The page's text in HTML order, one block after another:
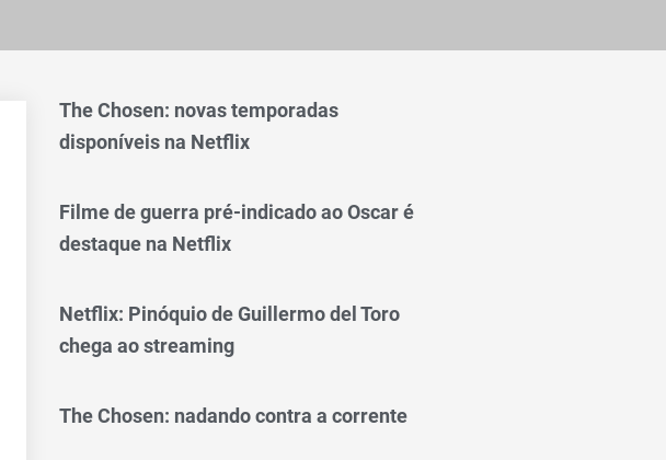
The Chosen: novas temporadas
disponíveis na Netflix
Filme de guerra pré-indicado ao Oscar é
destaque na Netflix
Netflix: Pinóquio de Guillermo del Toro
chega ao streaming
The Chosen: nadando contra a corrente